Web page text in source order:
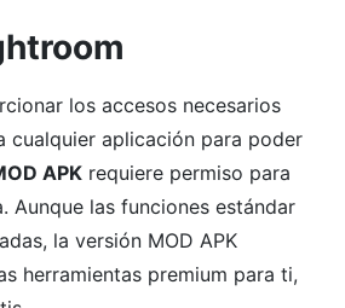
los accesos necesarios
cualquier aplicación para poder
APK requiere permiso para
Aunque las funciones estándar
la versión MOD APK
herramientas premium para ti,